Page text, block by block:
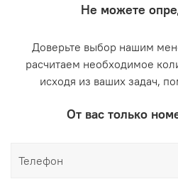
Не можете
Доверьте выбор нашим
расчитаем необходимое
исходя из ваших задач,
От вас только